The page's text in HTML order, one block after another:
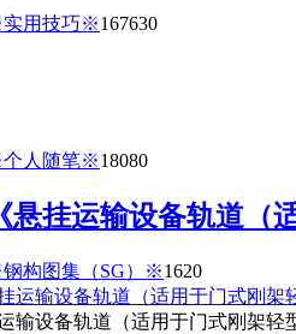
用技巧※167630
人随笔※18080
悬挂运输设备轨道（
构图集（SG）※1620
输设备轨道（适用于门式刚架